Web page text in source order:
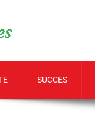
SUCCES